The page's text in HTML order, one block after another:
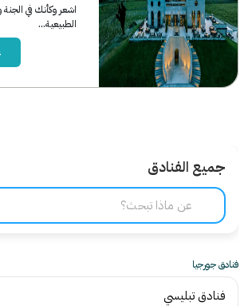
اشعر وكأنك في الجنة
الطبيعية...
جميع الفنادق
فنادق جورجيا
فنادق تبليسي